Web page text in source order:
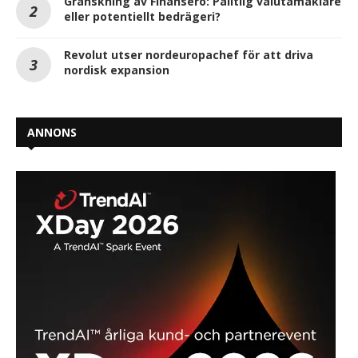
eller potentiellt bedrägeri?
Revolut utser nordeuropachef för att driva
nordisk expansion
ANNONS